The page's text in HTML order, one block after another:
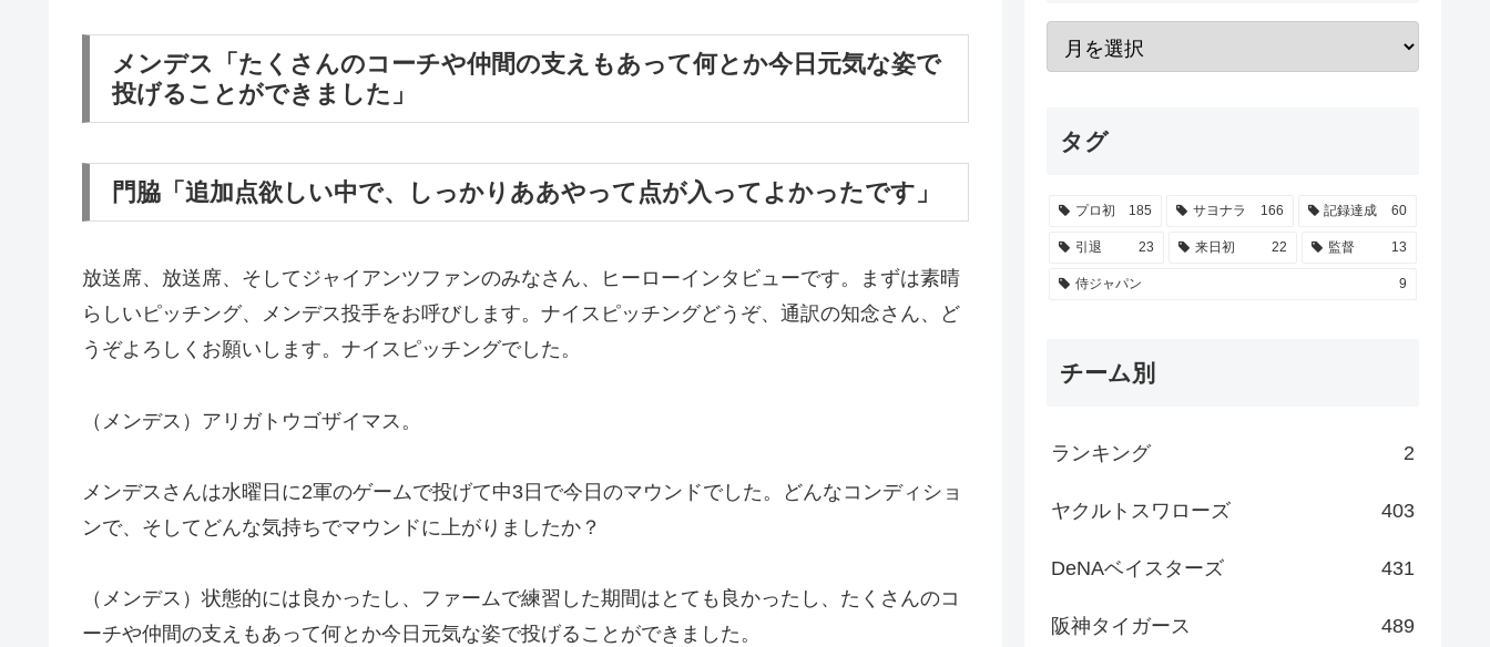
メンデス「たくさんのコーチや仲間の支えもあって何とか今日元気な姿で
投げることができました」
門脇「追加点欲しい中で、しっかりああやって点が入ってよかったです」
放送席、放送席、そしてジャイアンツファンのみなさん、ヒーローインタビューです。まずは素晴
らしいピッチング、メンデス投手をお呼びします。ナイスピッチングどうぞ、通訳の知念さん、ど
うぞよろしくお願いします。ナイスピッチングでした。
（メンデス）アリガトウゴザイマス。
メンデスさんは水曜日に2軍のゲームで投げて中3日で今日のマウンドでした。どんなコンディショ
ンで、そしてどんな気持ちでマウンドに上がりましたか？
（メンデス）状態的には良かったし、ファームで練習した期間はとても良かったし、たくさんのコ
ーチや仲間の支えもあって何とか今日元気な姿で投げることができました。
タグ
プロ初 185 サヨナラ 166 記録達成 60
引退 23 来日初 22 監督 13
侍ジャパン 9
チーム別
ランキング 2
ヤクルトスワローズ 403
DeNAベイスターズ 431
阪神タイガース 489